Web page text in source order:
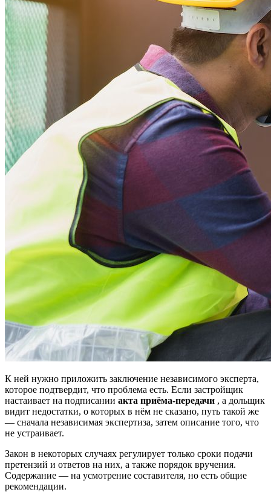
К ней нужно приложить заключение независимого эксперта,
которое подтвердит, что проблема есть. Если застройщик
настаивает на подписании акта приёма-передачи , а дольщик
видит недостатки, о которых в нём не сказано, путь такой же
— сначала независимая экспертиза, затем описание того, что
не устраивает.
Закон в некоторых случаях регулирует только сроки подачи
претензий и ответов на них, а также порядок вручения.
Содержание — на усмотрение составителя, но есть общие
рекомендации.